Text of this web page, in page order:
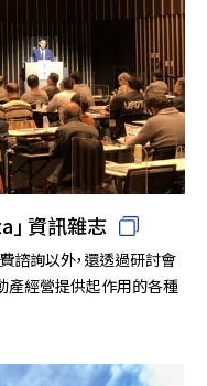
資訊雜志
諮詢以外，還透過研討會
產經營提供起作用的各種